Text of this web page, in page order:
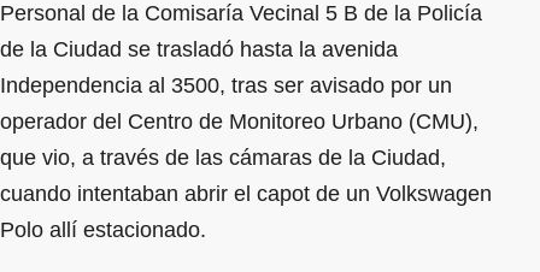
Personal de la Comisaría Vecinal 5 B de la Policía
de la Ciudad se trasladó hasta la avenida
Independencia al 3500, tras ser avisado por un
operador del Centro de Monitoreo Urbano (CMU),
que vio, a través de las cámaras de la Ciudad,
cuando intentaban abrir el capot de un Volkswagen
Polo allí estacionado.